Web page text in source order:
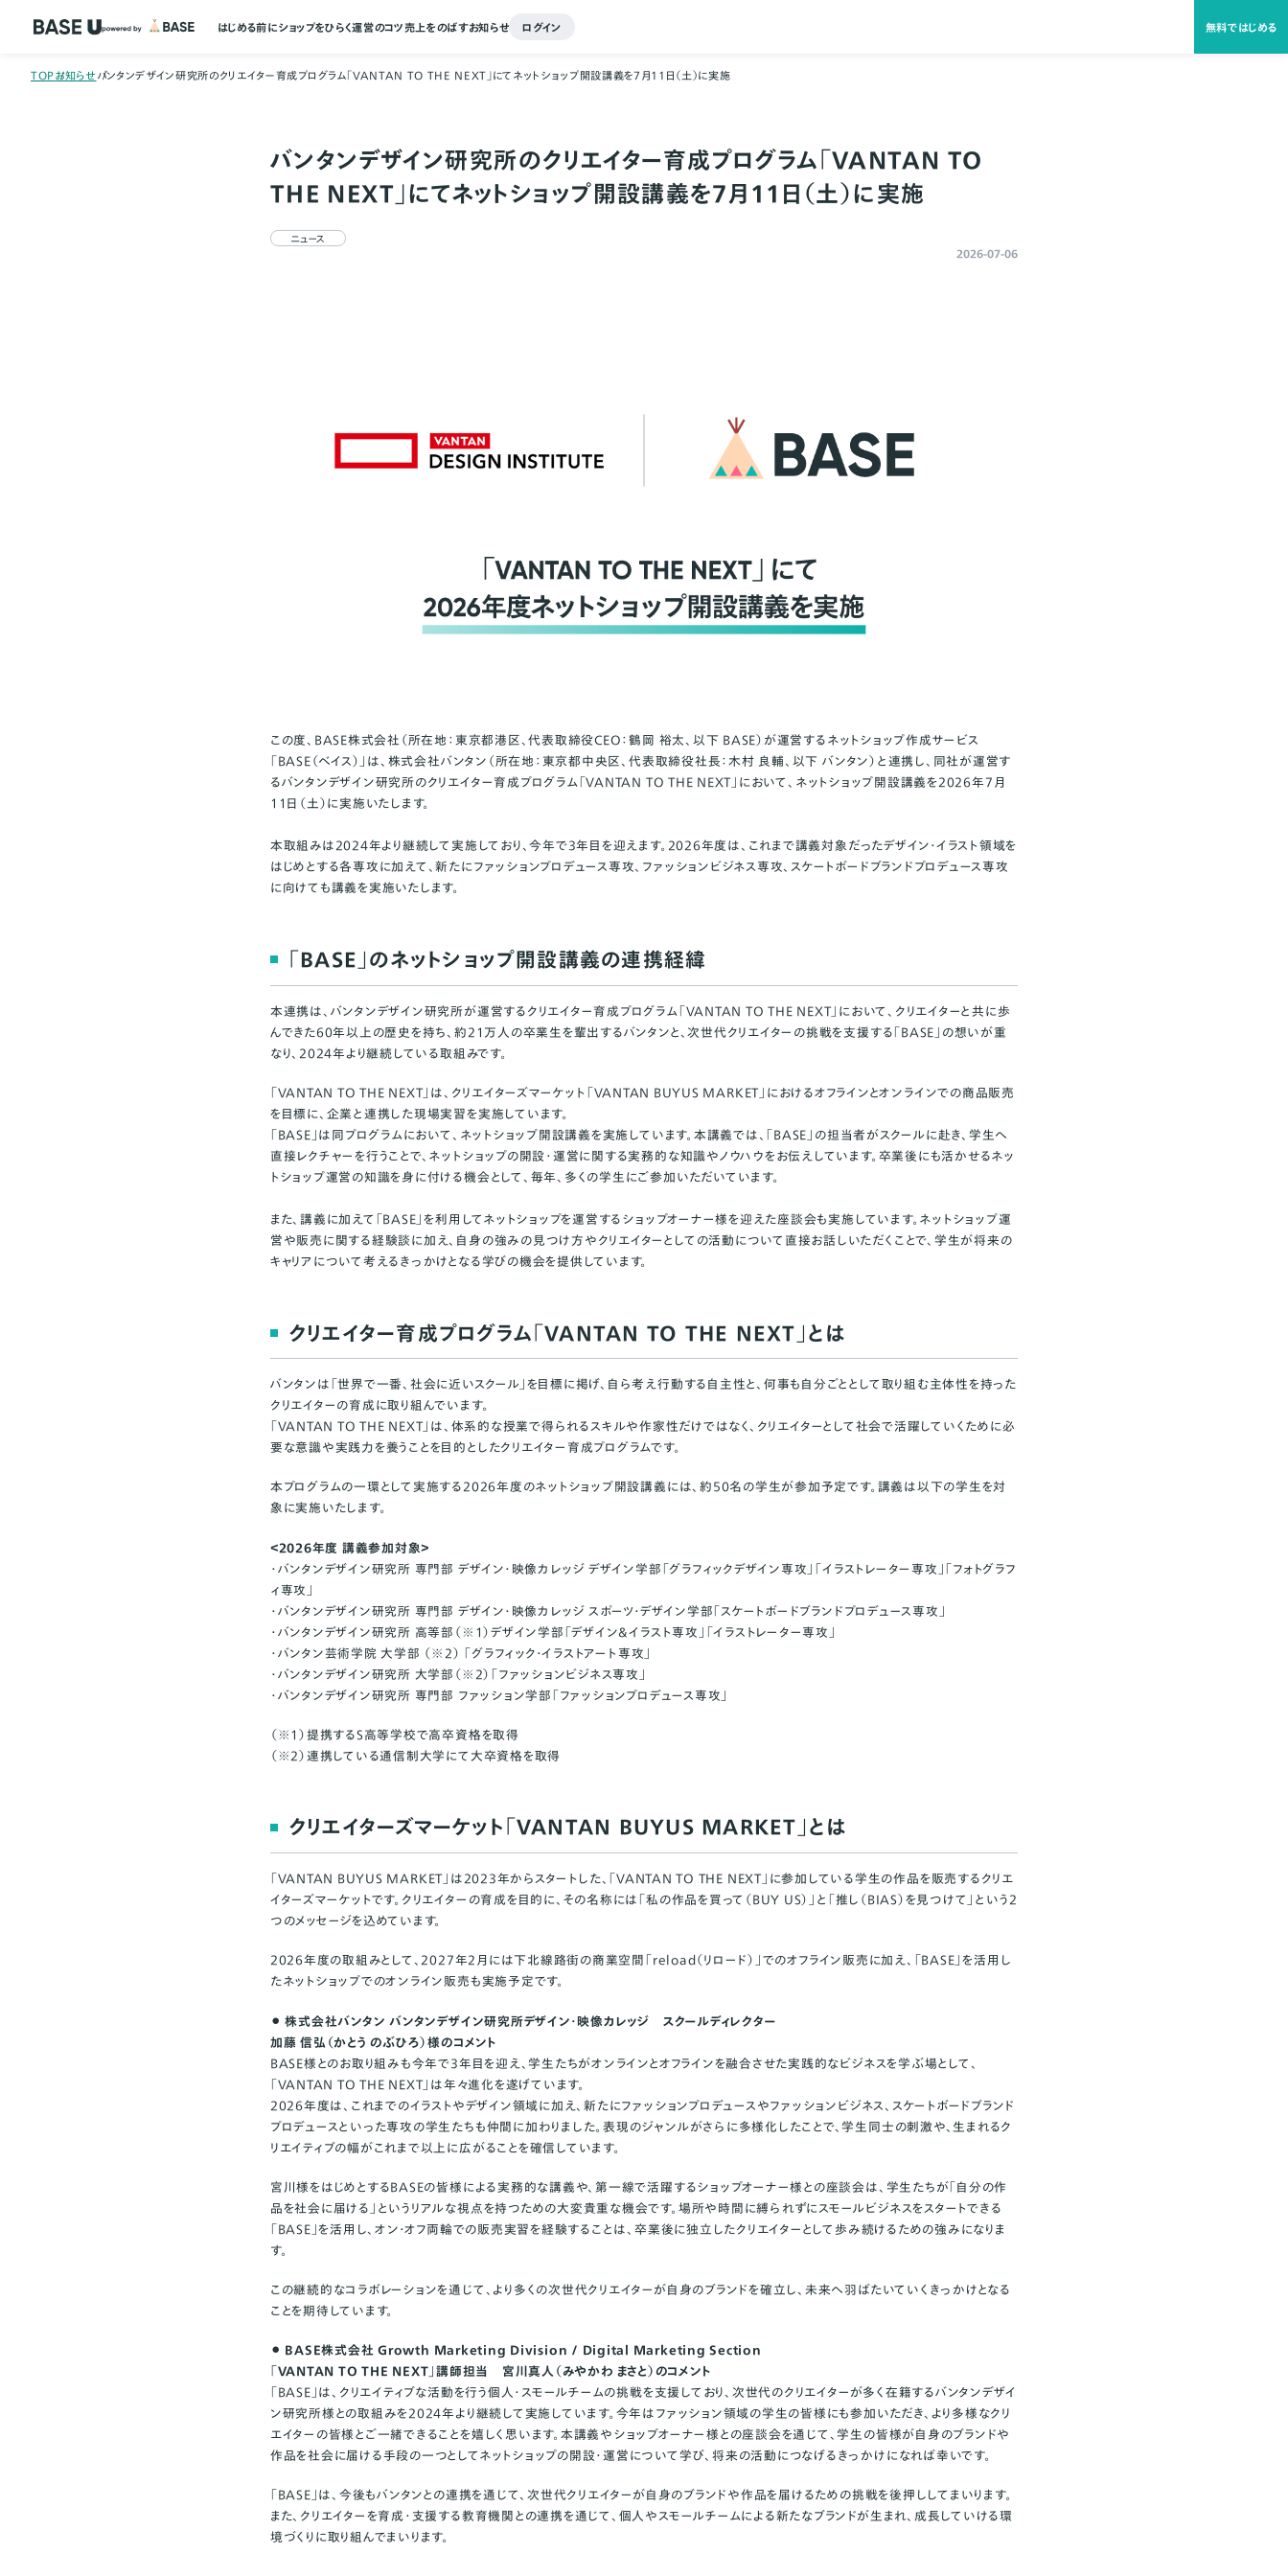
はじめる前にショップをひらく運営のコツ売上をのばすお知らせ ログイン 無料ではじめる
TOPお知らせバンタンデザイン研究所のクリエイター育成プログラム「VANTAN TO THE NEXT」にてネットショップ開設講義を7月11日（土）に実施
バンタンデザイン研究所のクリエイター育成プログラム「VANTAN TO
THE NEXT」にてネットショップ開設講義を7月11日（土）に実施
ニュース
2026-07-06
この度、BASE株式会社（所在地：東京都港区、代表取締役CEO：鶴岡 裕太、以下 BASE）が運営するネットショップ作成サービス
「BASE（ベイス）」は、株式会社バンタン（所在地：東京都中央区、代表取締役社長：木村 良輔、以下 バンタン）と連携し、同社が運営す
るバンタンデザイン研究所のクリエイター育成プログラム「VANTAN TO THE NEXT」において、ネットショップ開設講義を2026年7月
11日（土）に実施いたします。
本取組みは2024年より継続して実施しており、今年で3年目を迎えます。2026年度は、これまで講義対象だったデザイン・イラスト領域を
はじめとする各専攻に加えて、新たにファッションプロデュース専攻、ファッションビジネス専攻、スケートボードブランドプロデュース専攻
に向けても講義を実施いたします。
「BASE」のネットショップ開設講義の連携経緯
本連携は、バンタンデザイン研究所が運営するクリエイター育成プログラム「VANTAN TO THE NEXT」において、クリエイターと共に歩
んできた60年以上の歴史を持ち、約21万人の卒業生を輩出するバンタンと、次世代クリエイターの挑戦を支援する「BASE」の想いが重
なり、2024年より継続している取組みです。
「VANTAN TO THE NEXT」は、クリエイターズマーケット「VANTAN BUYUS MARKET」におけるオフラインとオンラインでの商品販売
を目標に、企業と連携した現場実習を実施しています。
「BASE」は同プログラムにおいて、ネットショップ開設講義を実施しています。本講義では、「BASE」の担当者がスクールに赴き、学生へ
直接レクチャーを行うことで、ネットショップの開設・運営に関する実務的な知識やノウハウをお伝えしています。卒業後にも活かせるネッ
トショップ運営の知識を身に付ける機会として、毎年、多くの学生にご参加いただいています。
また、講義に加えて「BASE」を利用してネットショップを運営するショップオーナー様を迎えた座談会も実施しています。ネットショップ運
営や販売に関する経験談に加え、自身の強みの見つけ方やクリエイターとしての活動について直接お話しいただくことで、学生が将来の
キャリアについて考えるきっかけとなる学びの機会を提供しています。
クリエイター育成プログラム「VANTAN TO THE NEXT」とは
バンタンは「世界で一番、社会に近いスクール」を目標に掲げ、自ら考え行動する自主性と、何事も自分ごととして取り組む主体性を持った
クリエイターの育成に取り組んでいます。
「VANTAN TO THE NEXT」は、体系的な授業で得られるスキルや作家性だけではなく、クリエイターとして社会で活躍していくために必
要な意識や実践力を養うことを目的としたクリエイター育成プログラムです。
本プログラムの一環として実施する2026年度のネットショップ開設講義には、約50名の学生が参加予定です。講義は以下の学生を対
象に実施いたします。
＜2026年度 講義参加対象＞
・バンタンデザイン研究所 専門部 デザイン・映像カレッジ デザイン学部「グラフィックデザイン専攻」「イラストレーター専攻」「フォトグラフ
ィ専攻」
・バンタンデザイン研究所 専門部 デザイン・映像カレッジ スポーツ・デザイン学部「スケートボードブランドプロデュース専攻」
・バンタンデザイン研究所 高等部（※1）デザイン学部「デザイン&イラスト専攻」「イラストレーター専攻」
・バンタン芸術学院 大学部 （※2） 「グラフィック・イラストアート専攻」
・バンタンデザイン研究所 大学部（※2）「ファッションビジネス専攻」
・バンタンデザイン研究所 専門部 ファッション学部「ファッションプロデュース専攻」
（※1）提携するS高等学校で高卒資格を取得
（※2）連携している通信制大学にて大卒資格を取得
クリエイターズマーケット「VANTAN BUYUS MARKET」とは
「VANTAN BUYUS MARKET」は2023年からスタートした、「VANTAN TO THE NEXT」に参加している学生の作品を販売するクリエ
イターズマーケットです。クリエイターの育成を目的に、その名称には「私の作品を買って（BUY US）」と「推し（BIAS）を見つけて」という2
つのメッセージを込めています。
2026年度の取組みとして、2027年2月には下北線路街の商業空間「reload（リロード）」でのオフライン販売に加え、「BASE」を活用し
たネットショップでのオンライン販売も実施予定です。
⚫︎ 株式会社バンタン バンタンデザイン研究所デザイン・映像カレッジ スクールディレクター
加藤 信弘（かとう のぶひろ）様のコメント
BASE様とのお取り組みも今年で3年目を迎え、学生たちがオンラインとオフラインを融合させた実践的なビジネスを学ぶ場として、
「VANTAN TO THE NEXT」は年々進化を遂げています。
2026年度は、これまでのイラストやデザイン領域に加え、新たにファッションプロデュースやファッションビジネス、スケートボードブランド
プロデュースといった専攻の学生たちも仲間に加わりました。表現のジャンルがさらに多様化したことで、学生同士の刺激や、生まれるク
リエイティブの幅がこれまで以上に広がることを確信しています。
宮川様をはじめとするBASEの皆様による実務的な講義や、第一線で活躍するショップオーナー様との座談会は、学生たちが「自分の作
品を社会に届ける」というリアルな視点を持つための大変貴重な機会です。場所や時間に縛られずにスモールビジネスをスタートできる
「BASE」を活用し、オン・オフ両輪での販売実習を経験することは、卒業後に独立したクリエイターとして歩み続けるための強みになりま
す。
この継続的なコラボレーションを通じて、より多くの次世代クリエイターが自身のブランドを確立し、未来へ羽ばたいていくきっかけとなる
ことを期待しています。
⚫︎ BASE株式会社 Growth Marketing Division / Digital Marketing Section
「VANTAN TO THE NEXT」講師担当 宮川真人（みやかわ まさと）のコメント
「BASE」は、クリエイティブな活動を行う個人・スモールチームの挑戦を支援しており、次世代のクリエイターが多く在籍するバンタンデザイ
ン研究所様との取組みを2024年より継続して実施しています。今年はファッション領域の学生の皆様にも参加いただき、より多様なクリ
エイターの皆様とご一緒できることを嬉しく思います。本講義やショップオーナー様との座談会を通じて、学生の皆様が自身のブランドや
作品を社会に届ける手段の一つとしてネットショップの開設・運営について学び、将来の活動につなげるきっかけになれば幸いです。
「BASE」は、今後もバンタンとの連携を通じて、次世代クリエイターが自身のブランドや作品を届けるための挑戦を後押ししてまいります。
また、クリエイターを育成・支援する教育機関との連携を通じて、個人やスモールチームによる新たなブランドが生まれ、成長していける環
境づくりに取り組んでまいります。